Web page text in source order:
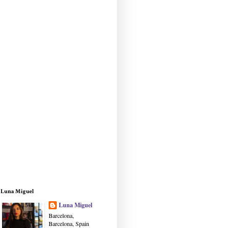
Luna Miguel
Luna Miguel
Barcelona,
Barcelona, Spain